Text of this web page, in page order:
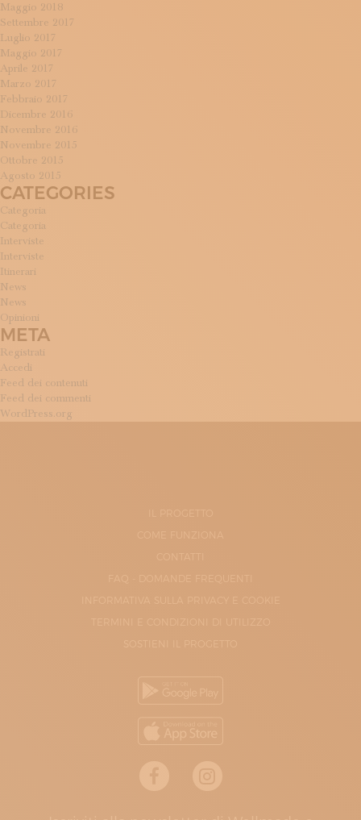
Maggio 2018
Settembre 2017
Luglio 2017
Maggio 2017
Aprile 2017
Marzo 2017
Febbraio 2017
Dicembre 2016
Novembre 2016
Novembre 2015
Ottobre 2015
Agosto 2015
CATEGORIES
Categoria
Categoria
Interviste
Interviste
Itinerari
News
News
Opinioni
META
Registrati
Accedi
Feed dei contenuti
Feed dei commenti
WordPress.org